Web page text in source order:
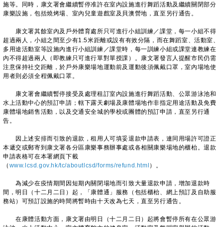
施等。同時，康文署會繼續暫停准許在室內設施進行舞蹈活動及繼續關閉部分
康樂設施，包括燒烤場、室內兒童遊戲室及貝澳營地，直至另行通告。
康文署其餘室內及戶外體育處所只可進行小組訓練／課堂，每一小組不得
超過兩人，小組之間至少有1.5米距離或設有有效分隔，而在舞蹈室、活動室、
多用途活動室等設施內進行小組訓練／課堂時，每一訓練小組或課堂連教練在
內不得超過兩人（即教練只可進行單對單授課）。康文署發言人提醒市民仍需
注意保持社交距離，於戶外康樂場地運動前及運動後須佩戴口罩，室內場地使
用者則必須全程佩戴口罩。
康文署會繼續暫停接受及處理租訂室內設施進行舞蹈活動、公眾游泳池和
水上活動中心的預訂申請；轄下露天劇場及康體場地作非指定用途活動及免費
康體場地銷售活動，以及交通安全城的學校或團體的預訂申請，直至另行通
告。
因上述安排而引致的退款，租用人可填妥退款申請表，連同用場許可證正
本遞交或郵寄到康文署各分區康樂事務辦事處或各相關康樂場地的櫃枱。退款
申請表格可在本署網頁下載
（ www.lcsd.gov.hk/tc/aboutlcsd/forms/refund.html ）。
為減少在疫情期間因短期內關閉場地而引致大量退款申請，增加退款時
間，明日（十二月二日）起，「康體通」服務（包括櫃枱、網上預訂及自助服
務站）可預訂設施的時間將暫時由十天改為七天，直至另行通告。
在康體活動方面，康文署由明日（十二月二日）起將會暫停所有在公眾游